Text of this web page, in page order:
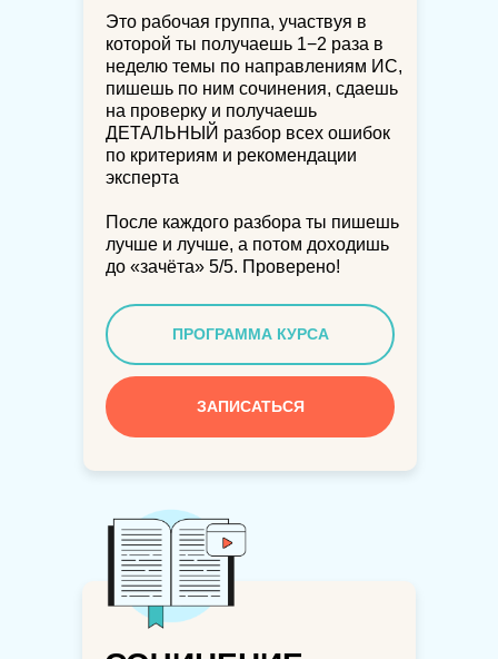
Это рабочая группа, участвуя в
которой ты получаешь 1−2 раза в
неделю темы по направлениям ИС,
пишешь по ним сочинения, сдаешь
на проверку и получаешь
ДЕТАЛЬНЫЙ разбор всех ошибок
по критериям и рекомендации
эксперта
После каждого разбора ты пишешь
лучше и лучше, а потом доходишь
до «зачёта» 5/5. Проверено!
ПРОГРАММА КУРСА
ЗАПИСАТЬСЯ